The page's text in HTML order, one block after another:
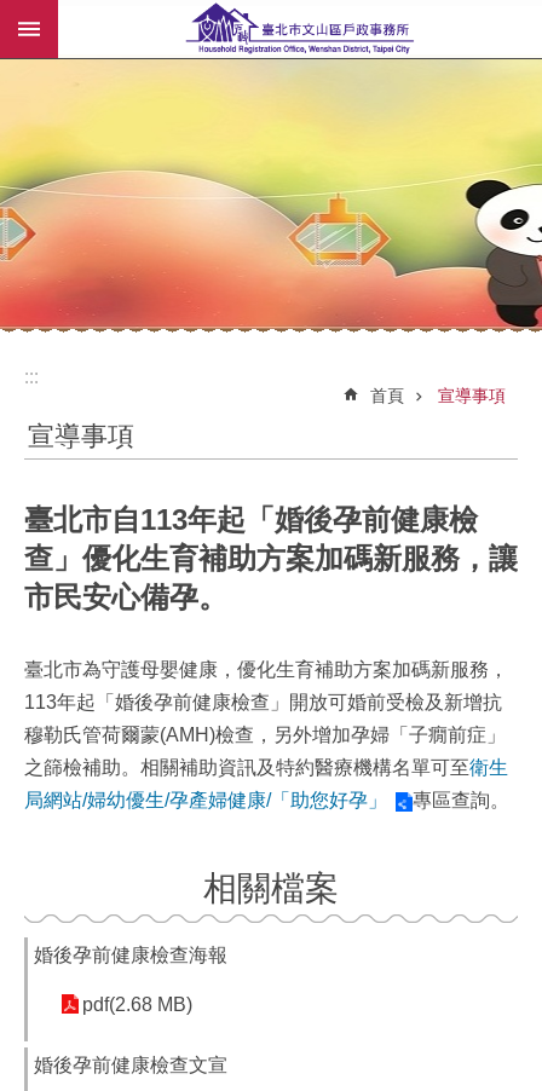
跳到主要內容區塊
:::
:::
首頁 宣導事項
宣導事項
臺北市自113年起「婚後孕前健康檢
查」優化生育補助方案加碼新服務，讓
市民安心備孕。
臺北市為守護母嬰健康，優化生育補助方案加碼新服務，
113年起「婚後孕前健康檢查」開放可婚前受檢及新增抗
穆勒氏管荷爾蒙(AMH)檢查，另外增加孕婦「子癇前症」
之篩檢補助。相關補助資訊及特約醫療機構名單可至衛生
局網站/婦幼優生/孕產婦健康/「助您好孕」
專區查詢。
相關檔案
婚後孕前健康檢查海報
pdf(2.68 MB)
婚後孕前健康檢查文宣